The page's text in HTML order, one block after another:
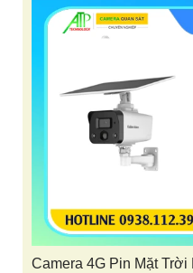
Camera 4G Pin Mặt Trời